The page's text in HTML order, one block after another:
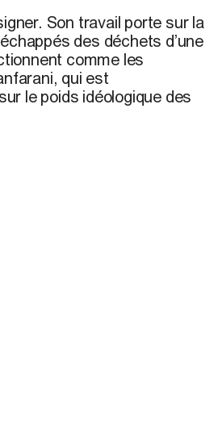
Son travail porte sur la
des déchets d’une
comme les
qui est
le poids idéologique des